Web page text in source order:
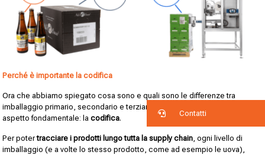
Perché è importante la codifica
Ora che abbiamo spiegato cosa sono e quali sono le differenze tra
imballaggio primario, secondario e terziario dobbiamo parlare di un
aspetto fondamentale: lacodifica.
Per potertracciare i prodotti lungo tutta la supply chain, ogni livello di
imballaggio (e a volte lo stesso prodotto, come ad esempio le uova),
Contatti